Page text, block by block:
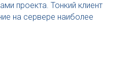
проекта. Тонкий клиент
на сервере наиболее